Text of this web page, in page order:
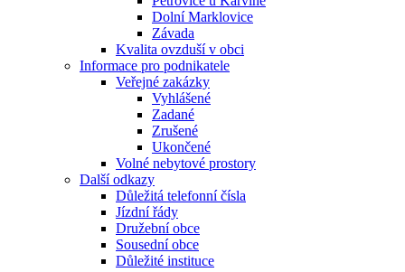
Dolní Marklovice
Závada
Kvalita ovzduší v obci
Informace pro podnikatele
Veřejné zakázky
Vyhlášené
Zadané
Zrušené
Ukončené
Volné nebytové prostory
Další odkazy
Důležitá telefonní čísla
Jízdní řády
Družební obce
Sousední obce
Důležité instituce